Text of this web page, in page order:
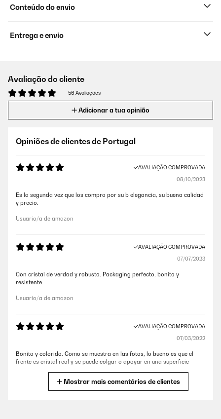
Conteúdo do envio
Entrega e envio
Avaliação do cliente
56 Avaliações
Adicionar a tua opinião
Opiniões de clientes de Portugal
AVALIAÇÃO COMPROVADA
08/10/2023
Es la segunda vez que los compro por su b elegancia, su buena calidad
y precio.
Usuario/a de amazon
AVALIAÇÃO COMPROVADA
07/07/2023
Con cristal de verdad y robusto. Packaging perfecto, bonito y
resistente.
Usuario/a de amazon
AVALIAÇÃO COMPROVADA
07/03/2022
Bonito y colorido. Como se muestra en las fotos, lo bueno es que el
frente es cristal real y se puede colgar o apoyar en una superficie
Usuario/a de amazonMostrar mais comentários de clientes